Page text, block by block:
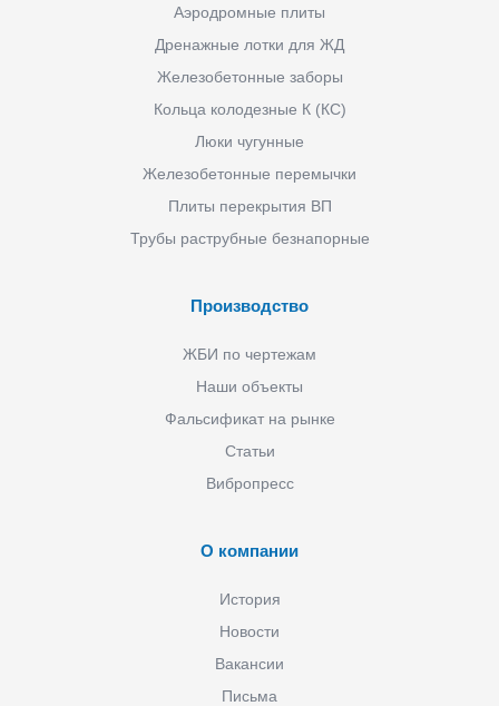
Аэродромные плиты
Дренажные лотки для ЖД
Железобетонные заборы
Кольца колодезные К (КС)
Люки чугунные
Железобетонные перемычки
Плиты перекрытия ВП
Трубы раструбные безнапорные
Производство
ЖБИ по чертежам
Наши объекты
Фальсификат на рынке
Статьи
Вибропресс
О компании
История
Новости
Вакансии
Письма